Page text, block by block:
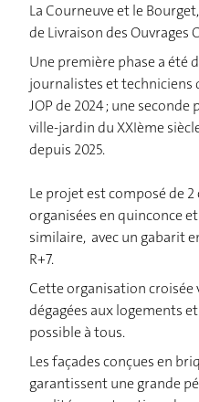
La Courneuve et le
de Livraison des Ouvrages
Une première phase a été
journalistes et techniciens
JOP de 2024 ; une
ville-jardin du XXIème
depuis 2025.
Le projet est composé de
organisées en quinconce
similaire, avec un gabarit
R+7.
Cette organisation croisée
dégagées aux logements
possible à tous.
Les façades conçues en
garantissent une grande